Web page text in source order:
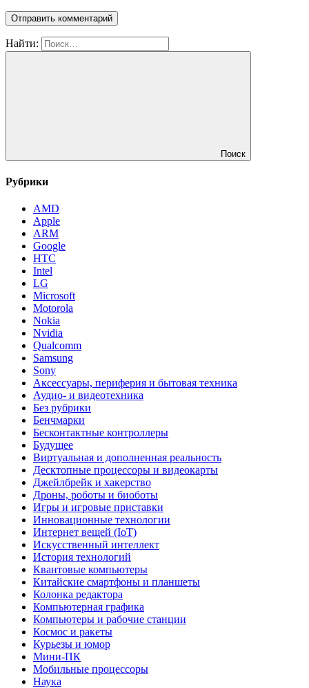
Найти:
Поиск
Рубрики
AMD
Apple
ARM
Google
HTC
Intel
LG
Microsoft
Motorola
Nokia
Nvidia
Qualcomm
Samsung
Sony
Аксессуары, периферия и бытовая техника
Аудио- и видеотехника
Без рубрики
Бенчмарки
Бесконтактные контроллеры
Будущее
Виртуальная и дополненная реальность
Десктопные процессоры и видеокарты
Джейлбрейк и хакерство
Дроны, роботы и биоботы
Игры и игровые приставки
Инновационные технологии
Интернет вещей (IoT)
Искусственный интеллект
История технологий
Квантовые компьютеры
Китайские смартфоны и планшеты
Колонка редактора
Компьютерная графика
Компьютеры и рабочие станции
Космос и ракеты
Курьезы и юмор
Мини-ПК
Мобильные процессоры
Наука